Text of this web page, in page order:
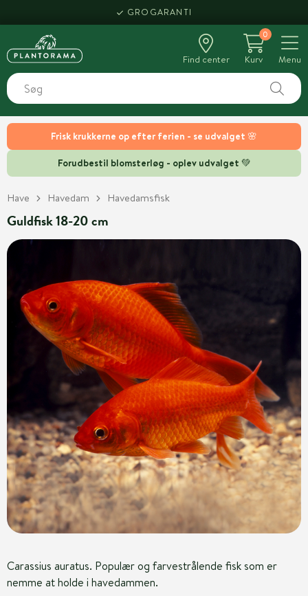
Frisk krukkerne op efter ferien - se udvalget 🌸
Forudbestil blomsterløg - oplev udvalget 💚
GROGARANTI
Find center
0
Kurv
Menu
Have Havedam Havedamsfisk
Guldfisk 18-20 cm
Carassius auratus. Populær og farvestrålende fisk som er
nemme at holde i havedammen.